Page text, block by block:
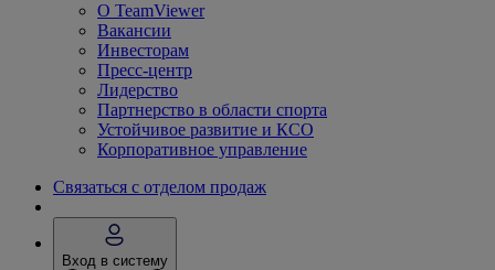
О TeamViewer
Вакансии
Инвесторам
Пресс-центр
Лидерство
Партнерство в области спорта
Устойчивое развитие и КСО
Корпоративное управление
Связаться с отделом продаж
Вход в систему